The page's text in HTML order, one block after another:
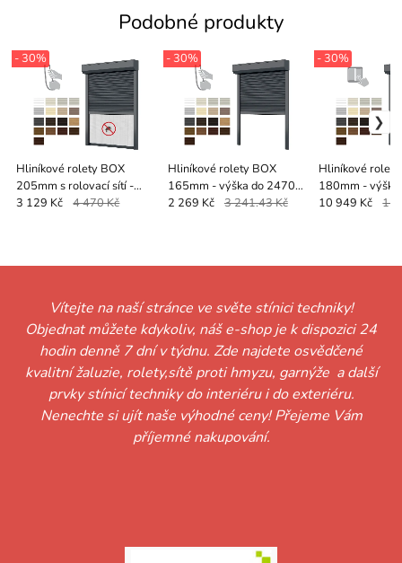
Podobné produkty
Hliníkové rolety BOX
205mm s rolovací sítí -
výška do 2500mm - RUČNÍ
- 30%
3 129 Kč 4 470 Kč
Hliníkové rolety BOX
165mm - výška do 2470
mm - RUČNÍ OVLÁDÁNÍ
- 30%
2 269 Kč 3 241.43 Kč
Hliníkové
180mm -
mm - MOTOR -
- 30%
10 949 Kč 15
Vítejte na naší stránce ve světe stínici techniky!
Objednat můžete kdykoliv, náš e-shop je k dispozici 24
hodin denně 7 dní v týdnu. Zde najdete osvědčené
kvalitní žaluzie, rolety,sítě proti hmyzu, garnýže a další
prvky stínicí techniky do interiéru i do exteriéru.
Nenechte si ujít naše výhodné ceny! Přejeme Vám
příjemné nakupování.